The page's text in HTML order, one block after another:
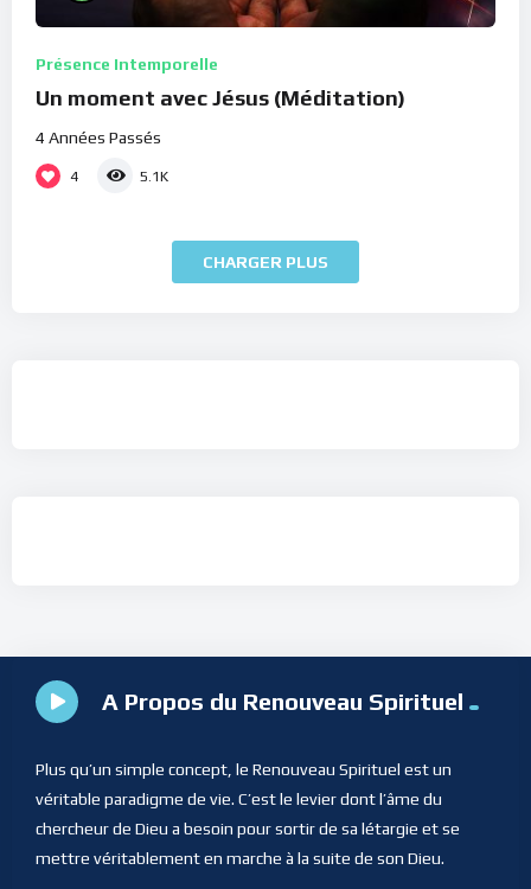
Présence Intemporelle
Un moment avec Jésus (Méditation)
4 Années Passés
4 5.1K
CHARGER PLUS
A Propos du Renouveau Spirituel
Plus qu’un simple concept, le Renouveau Spirituel est un
véritable paradigme de vie. C’est le levier dont l’âme du
chercheur de Dieu a besoin pour sortir de sa létargie et se
mettre véritablement en marche à la suite de son Dieu.